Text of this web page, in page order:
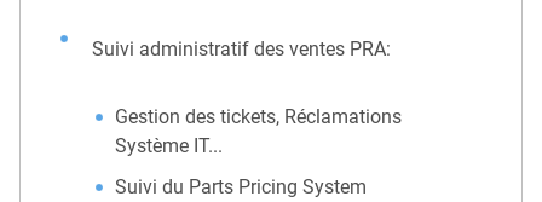
Suivi administratif des ventes PRA:
Gestion des tickets, Réclamations
Système IT...
Suivi du Parts Pricing System